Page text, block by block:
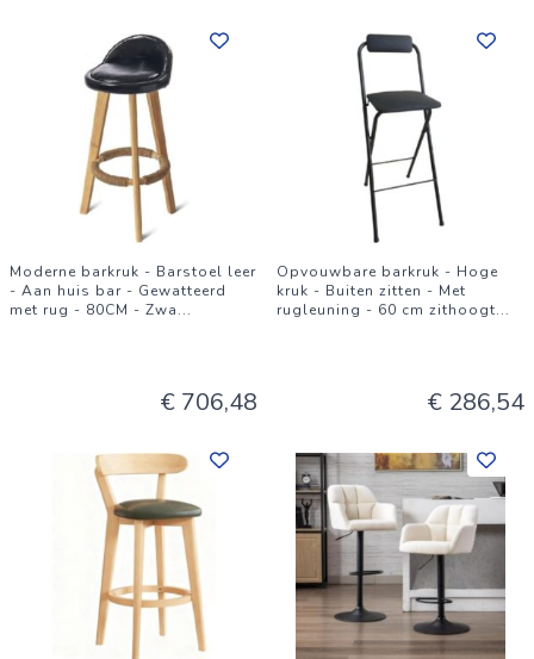
Moderne barkruk - Barstoel leer
- Aan huis bar - Gewatteerd
met rug - 80CM - Zwa...
€ 706,48
Opvouwbare barkruk - Hoge
kruk - Buiten zitten - Met
rugleuning - 60 cm zithoogt...
€ 286,54